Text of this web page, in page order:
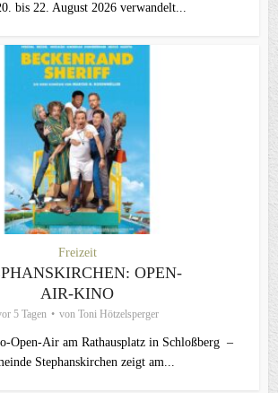
bis 22. August 2026 verwandelt...
Freizeit
OPEN-
AIR-KINO
5 Tagen von Toni Hötzelsperger
Open-Air am Rathausplatz in Schloßberg –
Stephanskirchen zeigt am...